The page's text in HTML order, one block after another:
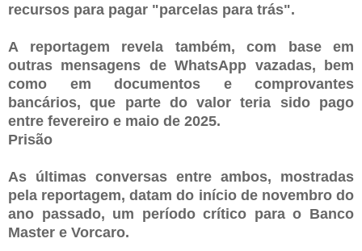
recursos para pagar "parcelas para trás".
A reportagem revela também, com base em
outras mensagens de WhatsApp vazadas, bem
como em documentos e comprovantes
bancários, que parte do valor teria sido pago
entre fevereiro e maio de 2025.
Prisão
As últimas conversas entre ambos, mostradas
pela reportagem, datam do início de novembro do
ano passado, um período crítico para o Banco
Master e Vorcaro.